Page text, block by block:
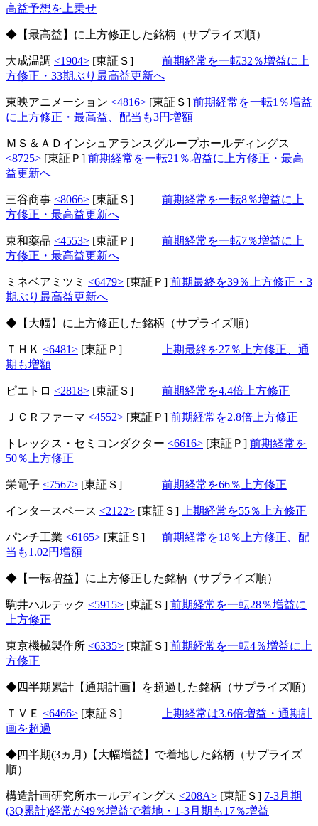
高益予想を上乗せ
◆【最高益】に上方修正した銘柄（サプライズ順）
大成温調 <1904> [東証Ｓ] 前期経常を一転32％増益に上
方修正・33期ぶり最高益更新へ
東映アニメーション <4816> [東証Ｓ] 前期経常を一転1％増益
に上方修正・最高益、配当も3円増額
ＭＳ＆ＡＤインシュアランスグループホールディングス
<8725> [東証Ｐ] 前期経常を一転21％増益に上方修正・最高
益更新へ
三谷商事 <8066> [東証Ｓ] 前期経常を一転8％増益に上
方修正・最高益更新へ
東和薬品 <4553> [東証Ｐ] 前期経常を一転7％増益に上
方修正・最高益更新へ
ミネベアミツミ <6479> [東証Ｐ] 前期最終を39％上方修正・3
期ぶり最高益更新へ
◆【大幅】に上方修正した銘柄（サプライズ順）
ＴＨＫ <6481> [東証Ｐ]
上期最終を27％上方修正、通
期も増額
ピエトロ <2818> [東証Ｓ] 前期経常を4.4倍上方修正
ＪＣＲファーマ <4552> [東証Ｐ] 前期経常を2.8倍上方修正
トレックス・セミコンダクター <6616> [東証Ｐ] 前期経常を
50％上方修正
栄電子 <7567> [東証Ｓ] 前期経常を66％上方修正
インタースペース <2122> [東証Ｓ] 上期経常を55％上方修正
パンチ工業 <6165> [東証Ｓ] 前期経常を18％上方修正、配
当も1.02円増額
◆【一転増益】に上方修正した銘柄（サプライズ順）
駒井ハルテック <5915> [東証Ｓ] 前期経常を一転28％増益に
上方修正
東京機械製作所 <6335> [東証Ｓ] 前期経常を一転4％増益に上
方修正
◆四半期累計【通期計画】を超過した銘柄（サプライズ順）
ＴＶＥ <6466> [東証Ｓ]
上期経常は3.6倍増益・通期計
画を超過
◆四半期(3ヵ月)【大幅増益】で着地した銘柄（サプライズ
順）
構造計画研究所ホールディングス <208A> [東証Ｓ] 7-3月期
(3Q累計)経常が49％増益で着地・1-3月期も17％増益